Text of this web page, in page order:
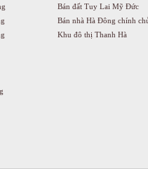
Bán đất Tuy Lai Mỹ Đức
Bán nhà Hà Đông chính
Khu đô thị Thanh Hà